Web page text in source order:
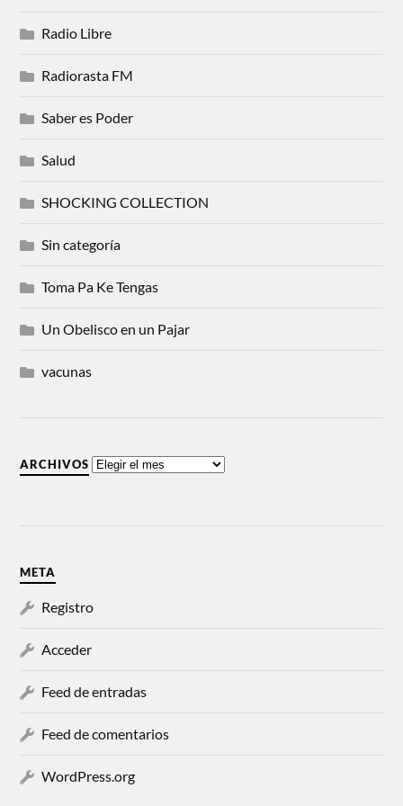
Radio Libre
Radiorasta FM
Saber es Poder
Salud
SHOCKING COLLECTION
Sin categoría
Toma Pa Ke Tengas
Un Obelisco en un Pajar
vacunas
ARCHIVOS
META
Registro
Acceder
Feed de entradas
Feed de comentarios
WordPress.org